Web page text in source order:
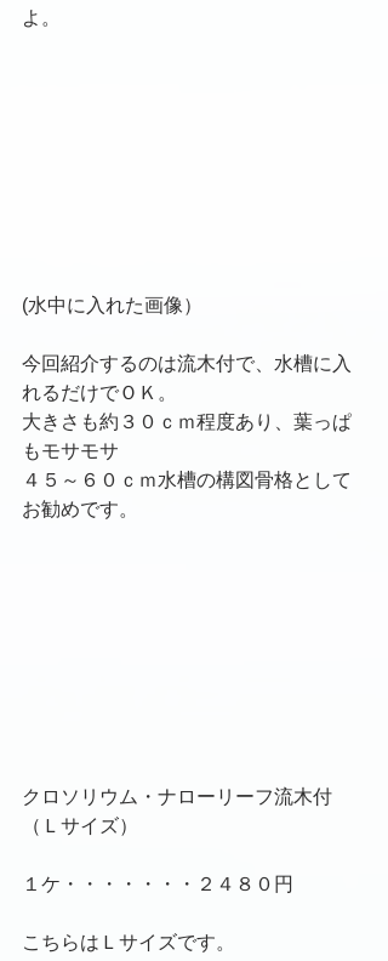
よ。
(水中に入れた画像）
今回紹介するのは流木付で、水槽に入
れるだけでＯＫ。
大きさも約３０ｃｍ程度あり、葉っぱ
もモサモサ
４５～６０ｃｍ水槽の構図骨格として
お勧めです。
クロソリウム・ナローリーフ流木付
（Ｌサイズ）
１ケ・・・・・・・２４８０円
こちらはＬサイズです。